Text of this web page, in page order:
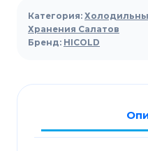
холодильный
для
салатов
SL2-
Категория:
Хранения Салатов
Бренд: HICOLD